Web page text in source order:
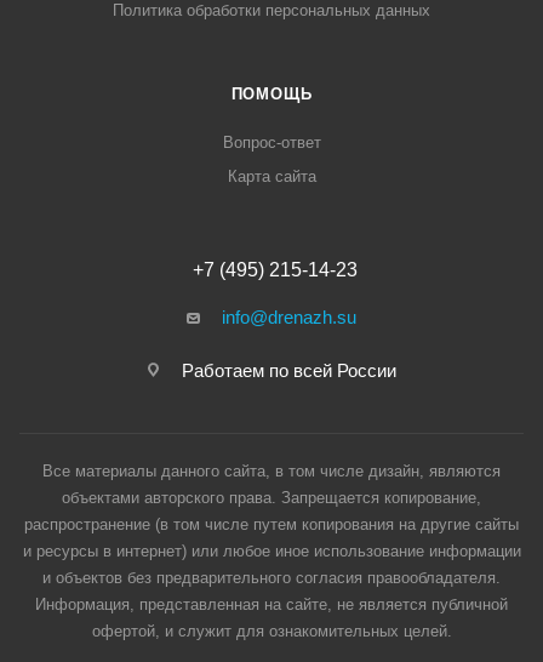
Политика обработки персональных данных
ПОМОЩЬ
Вопрос-ответ
Карта сайта
+7 (495) 215-14-23
info@drenazh.su
Работаем по всей России
Все материалы данного сайта, в том числе дизайн, являются
объектами авторского права. Запрещается копирование,
распространение (в том числе путем копирования на другие сайты
и ресурсы в интернет) или любое иное использование информации
и объектов без предварительного согласия правообладателя.
Информация, представленная на сайте, не является публичной
офертой, и служит для ознакомительных целей.